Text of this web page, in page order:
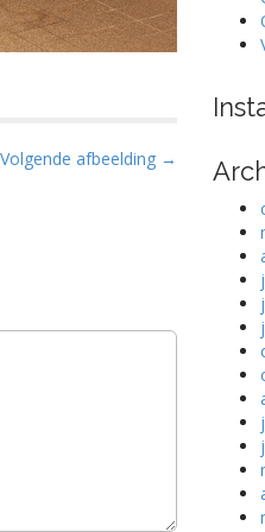
Volgende afbeelding →